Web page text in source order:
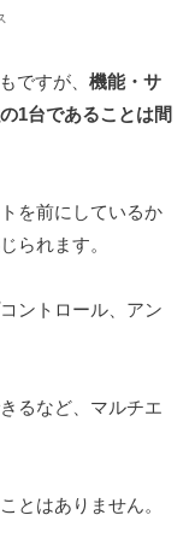
ですが、 機能・サ
1台であることは間
を前にしているか
られます。
ントロール、アン
るなど、マルチエ
とはありません。